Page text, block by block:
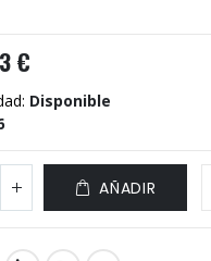
€
Disponible
AÑADIR